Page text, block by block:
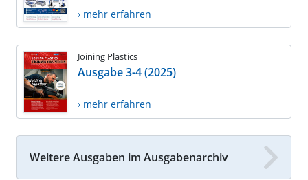
› mehr erfahren
Joining Plastics
Ausgabe 3-4 (2025)
› mehr erfahren
Weitere Ausgaben im Ausgabenarchiv